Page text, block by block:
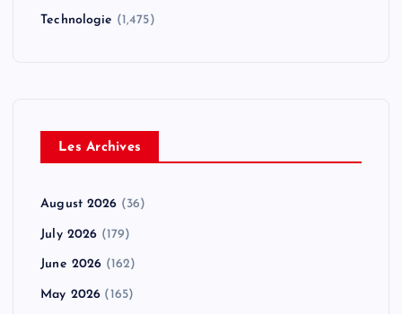
Technologie (1,475)
Les Archives
August 2026 (36)
July 2026 (179)
June 2026 (162)
May 2026 (165)